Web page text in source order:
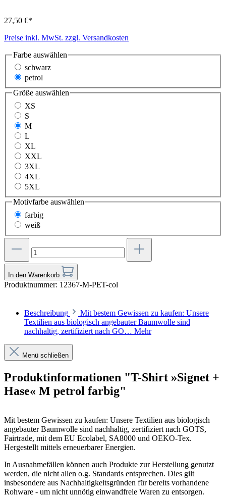
27,50 €*
Preise inkl. MwSt. zzgl. Versandkosten
Farbe auswählen
schwarz
petrol
Größe auswählen
XS
S
M
L
XL
XXL
3XL
4XL
5XL
Motivfarbe auswählen
farbig
weiß
In den Warenkorb
Produktnummer: 12367-M-PET-col
Beschreibung
Mit bestem Gewissen zu kaufen: Unsere
Textilien aus biologisch angebauter Baumwolle sind
nachhaltig, zertifiziert nach GO… Mehr
Menü schließen
Produktinformationen "T-Shirt »Signet +
Hase« M petrol farbig"
Mit bestem Gewissen zu kaufen: Unsere Textilien aus biologisch
angebauter Baumwolle sind nachhaltig, zertifiziert nach GOTS,
Fairtrade, mit dem EU Ecolabel, SA8000 und OEKO-Tex.
Hergestellt mittels erneuerbarer Energien.
In Ausnahmefällen können auch Produkte zur Herstellung genutzt
werden, die nicht allen o.g. Standards entsprechen. Dies gilt
insbesondere aus Nachhaltigkeitsgründen für bereits vorhandene
Rohware - um nicht unnötig einwandfreie Waren zu entsorgen.